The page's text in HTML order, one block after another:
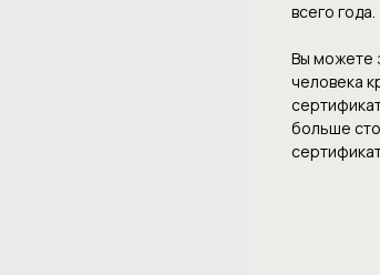
всего года.
Вы можете
человека
больше